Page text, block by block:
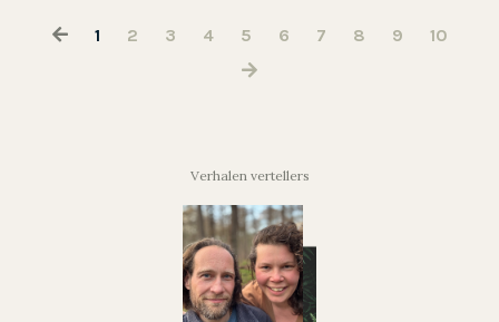
1 2 3 4 5 6 7 8 9 10
Verhalen vertellers